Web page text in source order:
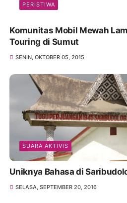
PERISTIWA
Komunitas Mobil Mewah
Touring di Sumut
SENIN, OKTOBER 05, 2015
SUARA AKTIVIS
Uniknya Bahasa di
SELASA, SEPTEMBER 20, 2016